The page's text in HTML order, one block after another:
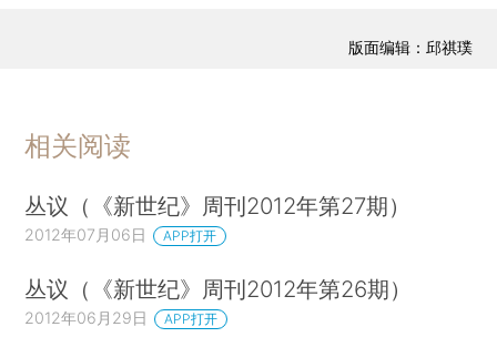
版面编辑：邱祺璞
相关阅读
丛议（《新世纪》周刊2012年第27期）
2012年07月06日 APP打开
丛议（《新世纪》周刊2012年第26期）
2012年06月29日 APP打开